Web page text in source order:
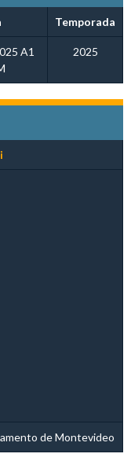
Temporada
A1
2025
de Montevideo